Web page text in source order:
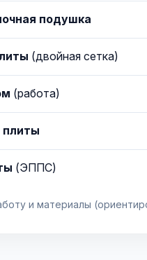
подушка
(двойная сетка)
(работа)
плиты
(ЭППС)
и материалы